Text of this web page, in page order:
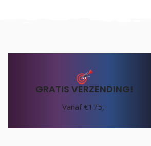
GRATIS VERZENDING!
Vanaf €175,-